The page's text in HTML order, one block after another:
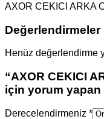
AXOR CEKICI ARKA
Değerlendirmeler
Henüz değerlendirme
“AXOR CEKICI
için yorum
Derecelendirmeniz *